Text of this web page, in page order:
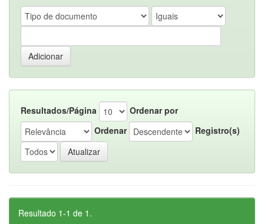
Resultados/Página
Ordenar por
Ordenar
Registro(s)
Resultado 1-1 de 1.